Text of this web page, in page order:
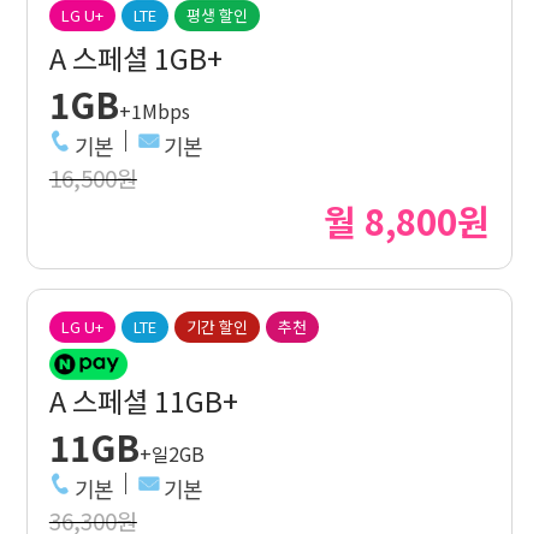
LG U+ LTE 평생 할인
A 스페셜 1GB+
1GB+1Mbps
기본 기본
16,500원
월 8,800원
LG U+ LTE 기간 할인 추천
A 스페셜 11GB+
11GB+일2GB
기본 기본
36,300원